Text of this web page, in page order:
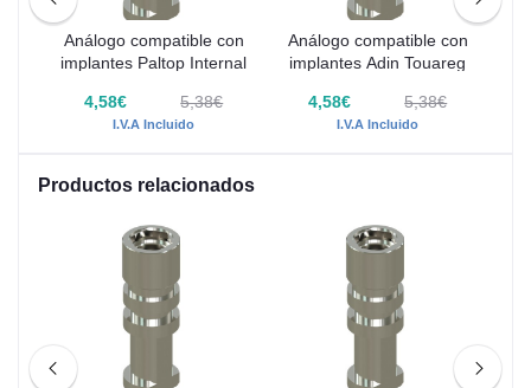
Análogo compatible con
implantes Paltop Internal
4,58€ 5,38€
I.V.A Incluido
Análogo compatible con
implantes Adin Touareg
4,58€ 5,38€
I.V.A Incluido
Productos relacionados